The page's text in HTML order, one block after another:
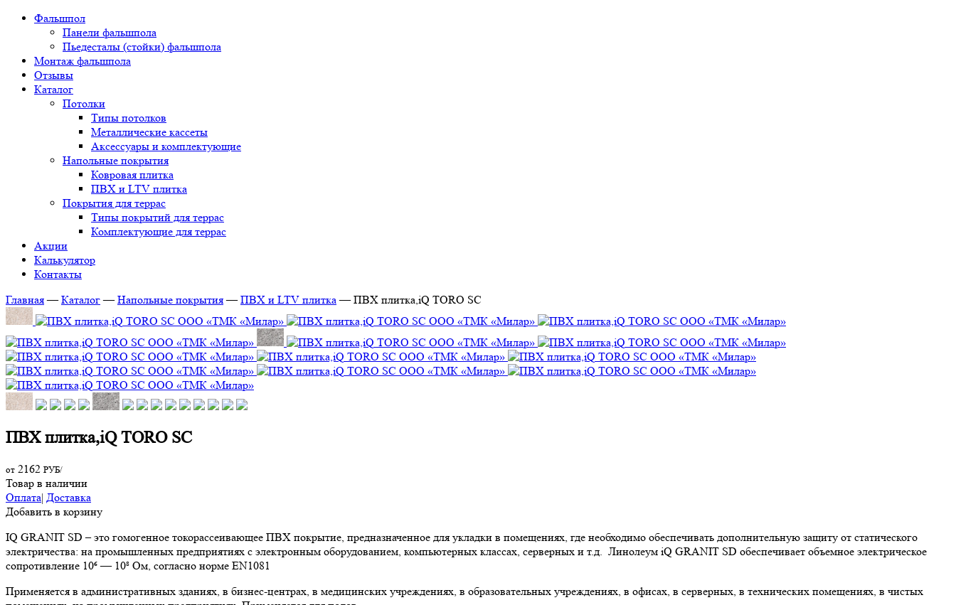
Фальшпол
Панели фальшпола
Пьедесталы (стойки) фальшпола
Монтаж фальшпола
Отзывы
Каталог
Потолки
Типы потолков
Металлические кассеты
Аксессуары и комплектующие
Напольные покрытия
Ковровая плитка
ПВХ и LTV плитка
Покрытия для террас
Типы покрытий для террас
Комплектующие для террас
Акции
Калькулятор
Контакты
Главная — Каталог — Напольные покрытия — ПВХ и LTV плитка — ПВХ плитка,iQ TORO SC
ПВХ плитка,iQ TORO SC
от 2162 РУБ/
Товар в наличии
Оплата| Доставка
Добавить в корзину
IQ GRANIT SD – это гомогенное токорассеивающее ПВХ покрытие, предназначенное для укладки в помещениях, где необходимо обеспечивать дополнительную защиту от статического
электричества: на промышленных предприятиях с электронным оборудованием, компьютерных классах, серверных и т.д. Линолеум iQ GRANIT SD обеспечивает объемное электрическое
сопротивление 10⁶ — 10⁸ Ом, согласно норме EN1081
Применяется в административных зданиях, в бизнес-центрах, в медицинских учреждениях, в образовательных учреждениях, в офисах, в серверных, в технических помещениях, в чистых